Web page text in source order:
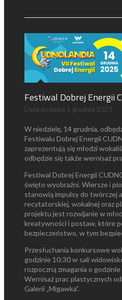
Festiwal Dobrej Energii
Data dodania 1 grudnia 2025
W niedzielę, 14 grudnia,
Festiwalu Dobrej Energii
zaprezentują się młodzi
odbędzie się także wernisaż
Festiwal Dobrej Energii
święto wyobraźni. Wiersze i
stanowią impulsy do twórczej
recytatorskiej, wokalnej oraz
projektu jest rozwijanie w
kreatywności i postaw, które
bezpieczeństwo, w tym
Przesłuchania konkursowe
godzinie 10:30 w sali
rozpoczną zmagania o
Wernisaż prac plastycznych
Galerii „Migawka”.